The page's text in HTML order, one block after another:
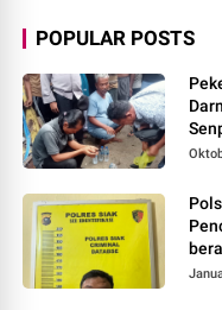
POPULAR POSTS
Pencabulan